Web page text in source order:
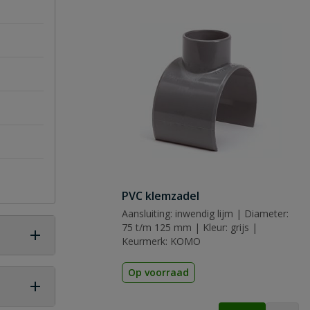
PVC klemzadel
Aansluiting: inwendig lijm | Diameter:
75 t/m 125 mm | Kleur: grijs |
Keurmerk: KOMO
Op voorraad